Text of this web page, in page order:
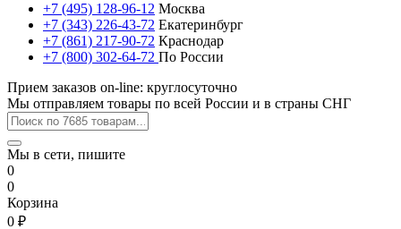
+7 (495) 128-96-12 Москва
+7 (343) 226-43-72 Екатеринбург
+7 (861) 217-90-72 Краснодар
+7 (800) 302-64-72 По России
Прием заказов on-line: круглосуточно
Мы отправляем товары по всей России и в страны СНГ
Мы в сети, пишите
0
0
Корзина
0 ₽